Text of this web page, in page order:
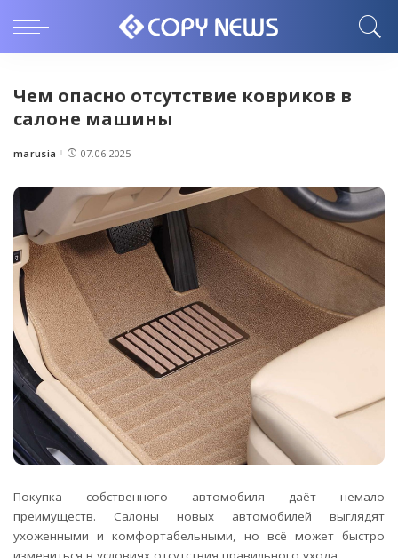
Чем опасно отсутствие ковриков в
салоне машины
Posted
marusia 07.06.2025
Покупка собственного автомобиля даёт немало
преимуществ. Салоны новых автомобилей выглядят
ухоженными и комфортабельными, но всё может быстро